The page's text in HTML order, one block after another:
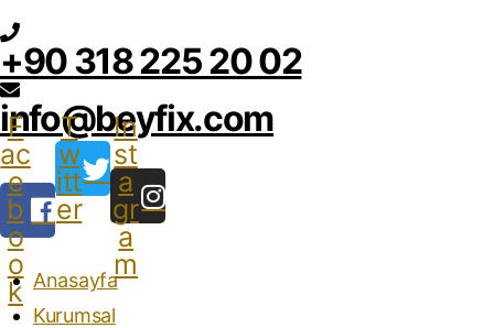
+90 318 225 20 02
info@beyfix.com
F
ac
e
b
o
o
k
T
w
itt
er
In
st
a
gr
a
m
Anasayfa
Kurumsal